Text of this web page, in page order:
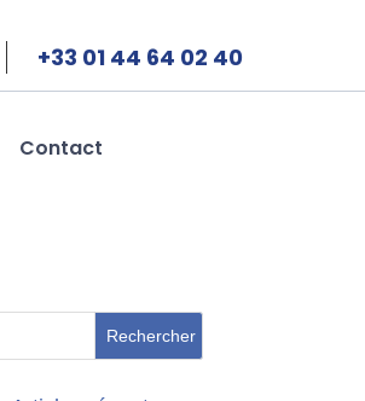
+33 01 44 64 02 40
Contact